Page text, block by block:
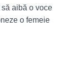
aibă o voce
o femeie